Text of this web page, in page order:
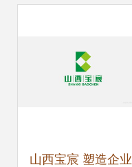
山西宝宸 塑造企业